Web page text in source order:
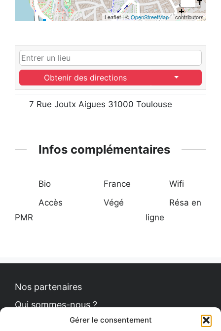
Gérer le consentement
Leaflet|©OpenStreetMap contributors
Obtenir des directions
7 Rue Joutx Aigues 31000 Toulouse
Infos complémentaires
Bio France
Wifi
Accès
PMR
Végé
Résa en
ligne
Nos partenaires
Qui sommes-nous ?